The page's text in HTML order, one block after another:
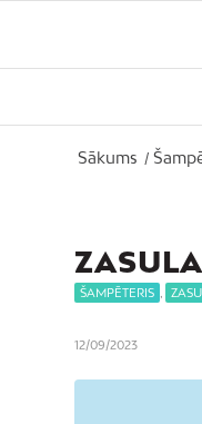
Sākums /
ŠAMPĒTERIS
12/09/2023